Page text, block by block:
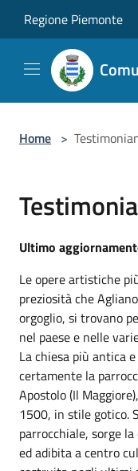
Regione Piemonte
Home >
Ultimo
Le opere artistiche
preziosità che
orgoglio, si trovano
nel paese e nelle
La chiesa più antica
certamente la
Apostolo (Il
1500, in stile gotico.
parrocchiale, sorge
ed adibita a centro